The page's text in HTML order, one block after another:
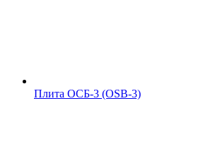
Плита ОСБ-3 (OSB-3)